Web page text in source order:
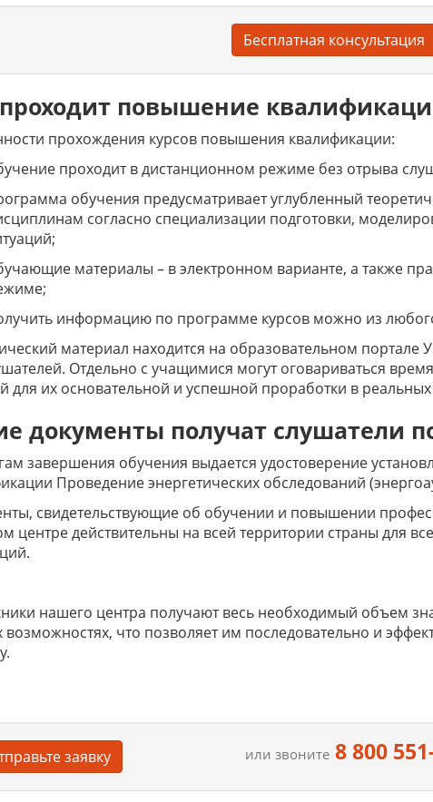
Бесплатная консультация
повышение
прохождения курсов повышения квалификации:
проходит в дистанционном режиме без отрыва
обучения предусматривает углубленный
согласно специализации подготовки,
материалы – в электронном варианте, а также
информацию по программе курсов можно из
материал находится на образовательном портале
Отдельно с учащимися могут оговариваться
для их основательной и успешной проработки в реальных
документы получат слушатели
завершения обучения выдается удостоверение
Проведение энергетических обследований
свидетельствующие об обучении и повышении
центре действительны на всей территории страны для
нашего центра получают весь необходимый объем
возможностях, что позволяет им последовательно и
заявку или звоните 8 800